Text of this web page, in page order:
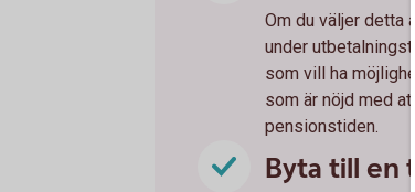
Om du väljer detta
under
som vill ha
som är nöjd med
pensionstiden.
Byta till en